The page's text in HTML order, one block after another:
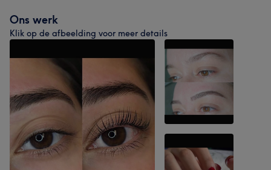
Ons werk
Klik op de afbeelding voor meer details